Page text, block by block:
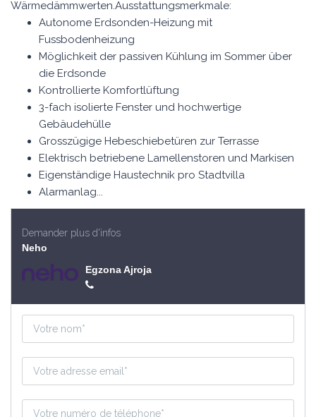
Wärmedämmwerten.Ausstattungsmerkmale:
Autonome Erdsonden-Heizung mit
Fussbodenheizung
Möglichkeit der passiven Kühlung im Sommer über
die Erdsonde
Kontrollierte Komfortlüftung
3-fach isolierte Fenster und hochwertige
Gebäudehülle
Grosszügige Hebeschiebetüren zur Terrasse
Elektrisch betriebene Lamellenstoren und Markisen
Eigenständige Haustechnik pro Stadtvilla
Alarmanlag...
Demander plus d'infos
Neho
Egzona Ajroja